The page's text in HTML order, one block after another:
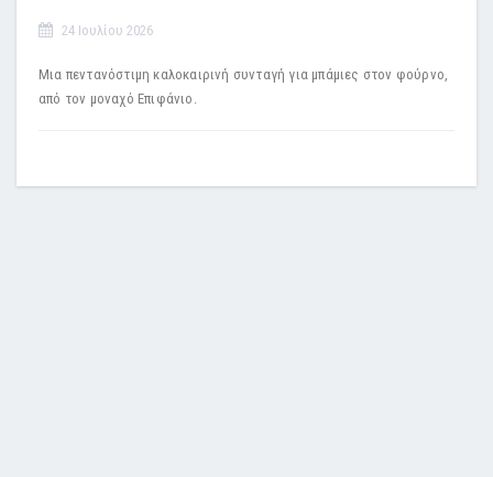
24 Ιουλίου 2026
Μια πεντανόστιμη καλοκαιρινή συνταγή για μπάμιες στον φούρνο,
από τον μοναχό Επιφάνιο.